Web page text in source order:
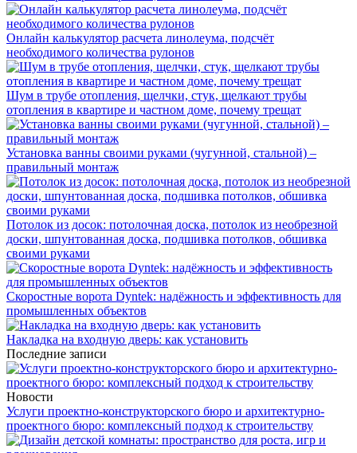
Онлайн калькулятор расчета линолеума, подсчёт
необходимого количества рулонов
Шум в трубе отопления, щелчки, стук, щелкают трубы
отопления в квартире и частном доме, почему трещат
Установка ванны своими руками (чугунной, стальной) –
правильный монтаж
Потолок из досок: потолочная доска, потолок из необрезной
доски, шпунтованная доска, подшивка потолков, обшивка
своими руками
Скоростные ворота Dyntek: надёжность и эффективность для
промышленных объектов
Накладка на входную дверь: как установить
Последние записи
Новости
Услуги проектно-конструкторского бюро и архитектурно-
проектного бюро: комплексный подход к строительству